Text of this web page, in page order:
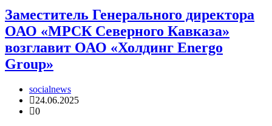
Заместитель Генерального директора
ОАО «МРСК Северного Кавказа»
возглавит ОАО «Холдинг Energo
Group»
socialnews
24.06.2025
0